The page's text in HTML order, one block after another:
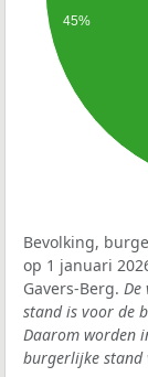
45%
Bevolking,
op 1 januari
Gavers-Berg. De
stand is voor de
Daarom worden
burgerlijke stand